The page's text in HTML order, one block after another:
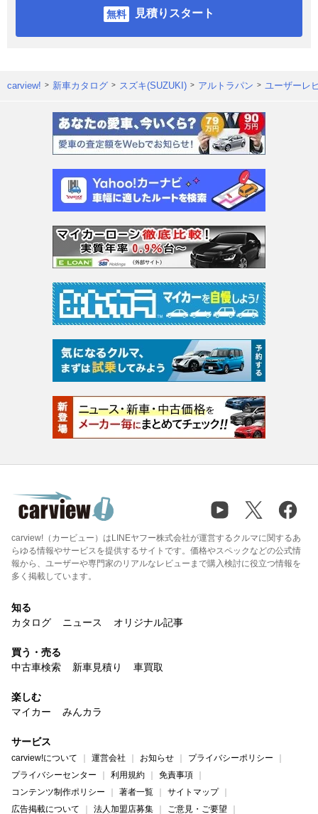
見積りスタート
carview! 新車カタログ スズキ(SUZUKI) アルトラパン ユーザーレ
carview!（カービュー）はLINEヤフー株式会社が運営するクルマに関するあ
らゆる情報やサービスを提供するサイトです。価格やスペックなどの公式情
報から、ユーザーや専門家のリアルなレビューまで購入検討に役立つ情報を
多く掲載しています。
知る
カタログ
ニュース オリジナル記事
買う・売る
中古車検索
新車見積り 車買取
楽しむ
マイカー
みんカラ
サービス
carview!について 運営会社 お知らせ
プライバシーポリシー
プライバシーセンター
利用規約
免責事項
コンテンツ制作ポリシー
著者一覧
サイトマップ
広告掲載について
法人加盟店募集 ご意見・ご要望